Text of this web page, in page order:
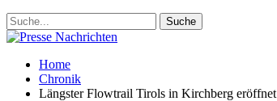
Home
Chronik
Längster Flowtrail Tirols in Kirchberg eröffnet